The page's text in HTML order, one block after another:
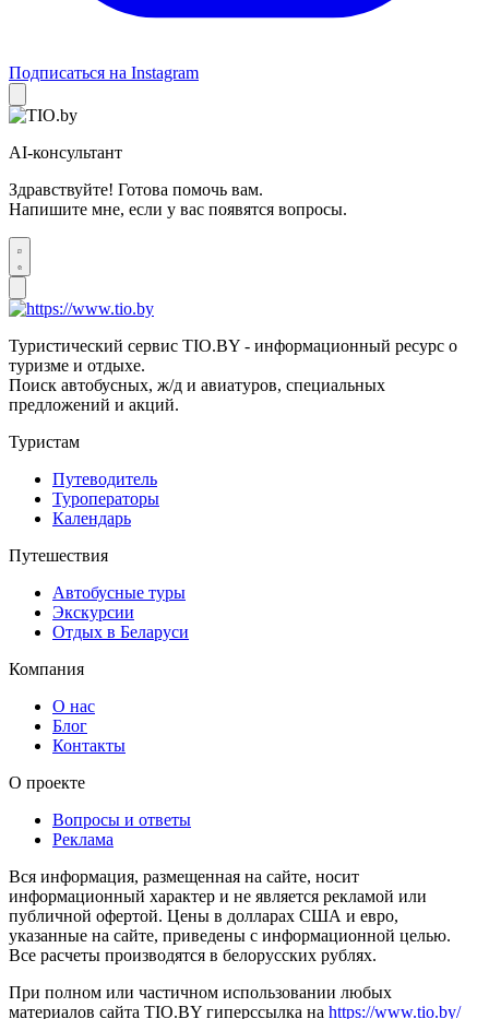
Подписаться на Instagram
AI-консультант
Здравствуйте! Готова помочь вам.
Напишите мне, если у вас появятся вопросы.
Туристический сервис TIO.BY - информационный ресурс о
туризме и отдыхе.
Поиск автобусных, ж/д и авиатуров, специальных
предложений и акций.
Туристам
Путеводитель
Туроператоры
Календарь
Путешествия
Автобусные туры
Экскурсии
Отдых в Беларуси
Компания
О нас
Блог
Контакты
О проекте
Вопросы и ответы
Реклама
Вся информация, размещенная на сайте, носит
информационный характер и не является рекламой или
публичной офертой. Цены в долларах США и евро,
указанные на сайте, приведены с информационной целью.
Все расчеты производятся в белорусских рублях.
При полном или частичном использовании любых
материалов сайта TIO.BY гиперссылка на https://www.tio.by/